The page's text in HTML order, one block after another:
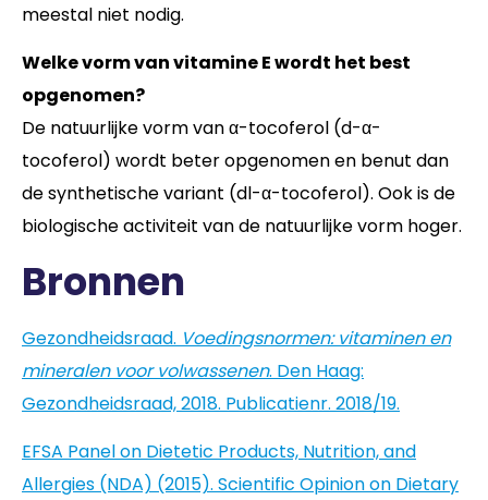
meestal niet nodig.
Welke vorm van vitamine E wordt het best
opgenomen?
De natuurlijke vorm van α-tocoferol (d-α-
tocoferol) wordt beter opgenomen en benut dan
de synthetische variant (dl-α-tocoferol). Ook is de
biologische activiteit van de natuurlijke vorm hoger.
Bronnen
Gezondheidsraad. Voedingsnormen: vitaminen en
mineralen voor volwassenen. Den Haag:
Gezondheidsraad, 2018. Publicatienr. 2018/19.
EFSA Panel on Dietetic Products, Nutrition, and
Allergies (NDA) (2015). Scientific Opinion on Dietary